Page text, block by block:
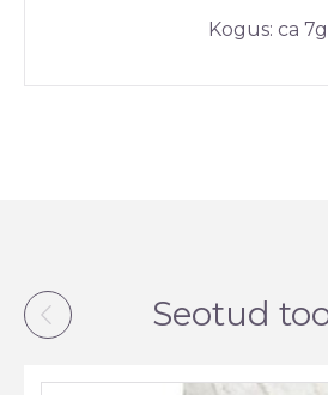
Kogus: ca 7g
Seotud